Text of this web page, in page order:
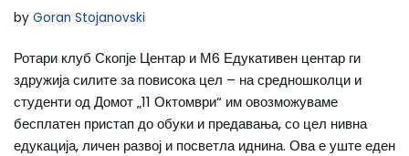
by Goran Stojanovski
Ротари клуб Скопје Центар и М6 Едукативен центар ги
здружија силите за повисока цел – на средношколци и
студенти од Домот „11 Октомври“ им овозможуваме
бесплатен пристап до обуки и предавања, со цел нивна
едукација, личен развој и посветла иднина. Ова е уште еден